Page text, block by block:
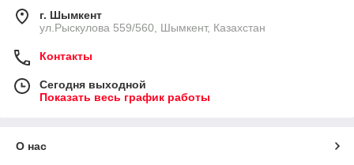
г. Шымкент
ул.Рыскулова 559/560, Шымкент, Казахстан
Контакты
Сегодня выходной
Показать весь график работы
О нас